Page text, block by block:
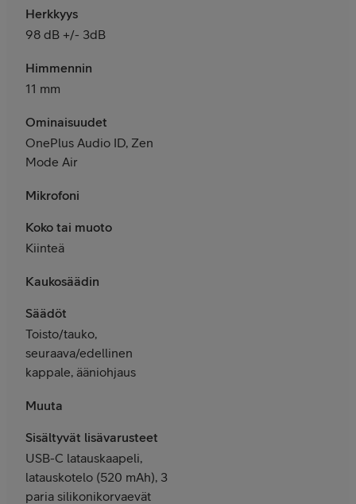
Herkkyys
98 dB +/- 3dB
Himmennin
11 mm
Ominaisuudet
OnePlus Audio ID, Zen
Mode Air
Mikrofoni
Koko tai muoto
Kiinteä
Kaukosäädin
Säädöt
Toisto/tauko,
seuraava/edellinen
kappale, ääniohjaus
Muuta
Sisältyvät lisävarusteet
USB-C latauskaapeli,
latauskotelo (520 mAh), 3
paria silikonikorvaevät